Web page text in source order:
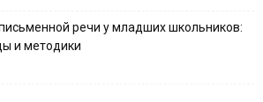
речи у младших школьников:
и методики